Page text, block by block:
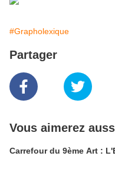
#Grapholexique
Partager
Vous aimerez
Carrefour du 9ème Art :